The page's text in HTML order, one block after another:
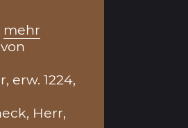
mehr
erw. 1224,
Herr,